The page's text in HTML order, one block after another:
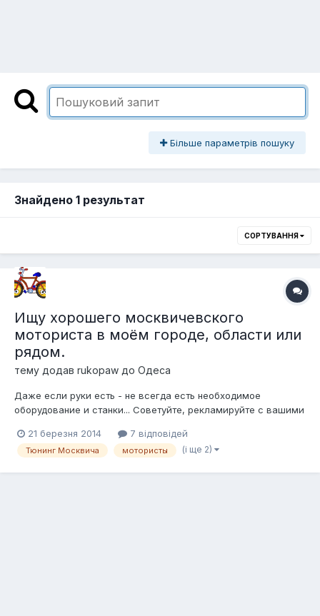
Більше параметрів пошуку
Знайдено 1 результат
СОРТУВАННЯ
Ищу хорошего москвичевского
моториста в моём городе, области или
рядом.
тему додав rukopaw до Одеса
Даже если руки есть - не всегда есть необходимое
оборудование и станки... Советуйте, рекламируйте с вашими
региона. Я живу в Одессе и ищу моториста по УЗАМу,
который поможет мне сделать не только капремонт
21 березня 2014 7 відповідей
Тюнинг Москвича мотористы (і ще 2)